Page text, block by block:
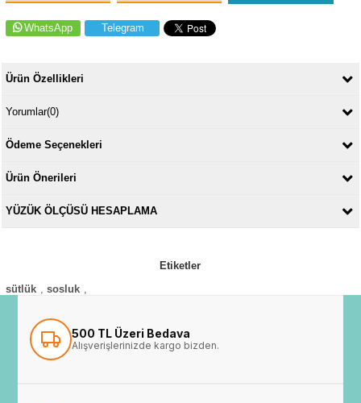
WhatsApp Telegram
Ürün Özellikleri
Yorumlar(0)
Ödeme Seçenekleri
Ürün Önerileri
YÜZÜK ÖLÇÜSÜ HESAPLAMA
Etiketler
sütlük
sosluk
500 TL Üzeri Bedava
Alışverişlerinizde kargo bizden.